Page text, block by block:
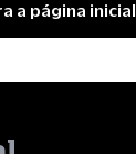
a página inicial